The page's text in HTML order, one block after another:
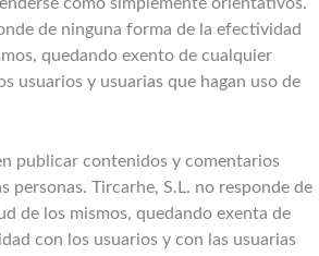
como simplemente orientativos.
de ninguna forma de la efectividad
quedando exento de cualquier
usuarios y usuarias que hagan uso de
publicar contenidos y comentarios
personas. Tircarhe, S.L. no responde de
de los mismos, quedando exenta de
con los usuarios y con las usuarias